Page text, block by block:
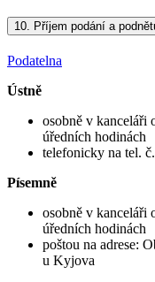
10. Příjem podání a
Podatelna
Ústně
osobně v kanceláři
úředních hodinách
telefonicky na tel.
Písemně
osobně v kanceláři
úředních hodinách
poštou na adrese:
u Kyjova